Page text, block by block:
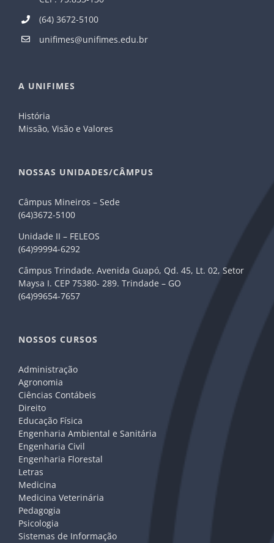
(64) 3672-5100
unifimes@unifimes.edu.br
A UNIFIMES
História
Missão, Visão e Valores
NOSSAS UNIDADES/CÂMPUS
Câmpus Mineiros – Sede
(64)3672-5100
Unidade II – FELEOS
(64)99994-6292
Câmpus Trindade. Avenida Guapó, Qd. 45, Lt. 02, Setor
Maysa I. CEP 75380- 289. Trindade – GO
(64)99654-7657
NOSSOS CURSOS
Administração
Agronomia
Ciências Contábeis
Direito
Educação Física
Engenharia Ambiental e Sanitária
Engenharia Civil
Engenharia Florestal
Letras
Medicina
Medicina Veterinária
Pedagogia
Psicologia
Sistemas de Informação